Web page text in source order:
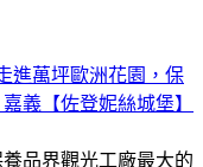
進萬坪歐洲花園，保
義【佐登妮絲城堡】